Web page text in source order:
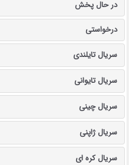
در حال پخش
درخواستی
سریال تایلندی
سریال تایوانی
سریال چینی
سریال ژاپنی
سریال کره ای